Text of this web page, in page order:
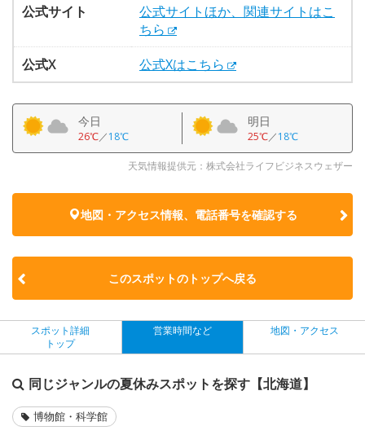
公式サイト
公式サイトほか、関連サイトはこ
ちら
公式X
公式Xはこちら
今日
26℃／18℃
明日
25℃／18℃
天気情報提供元：株式会社ライフビジネスウェザー
地図・アクセス情報、電話番号を確認する
このスポットのトップへ戻る
スポット詳細
トップ
営業時間など 地図・アクセス
同じジャンルの夏休みスポットを探す【北海道】
博物館・科学館